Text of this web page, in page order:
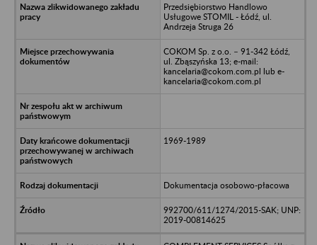
Przedsiębiorstwo Handlowo
Usługowe STOMIL - Łódź, ul.
Andrzeja Struga 26
COKOM Sp. z o.o. – 91-342 Łódź,
ul. Zbąszyńska 13; e-mail:
kancelaria@cokom.com.pl lub e-
kancelaria@cokom.com.pl
1969-1989
Dokumentacja osobowo-płacowa
992700/611/1274/2015-SAK; UNP:
2019-00814625